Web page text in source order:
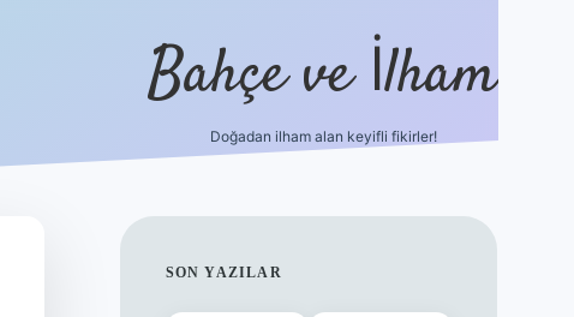
Bahçe ve İlham
Doğadan ilham alan keyifli fikirler!
SIDEBAR
SON YAZILAR
ilbet yeni